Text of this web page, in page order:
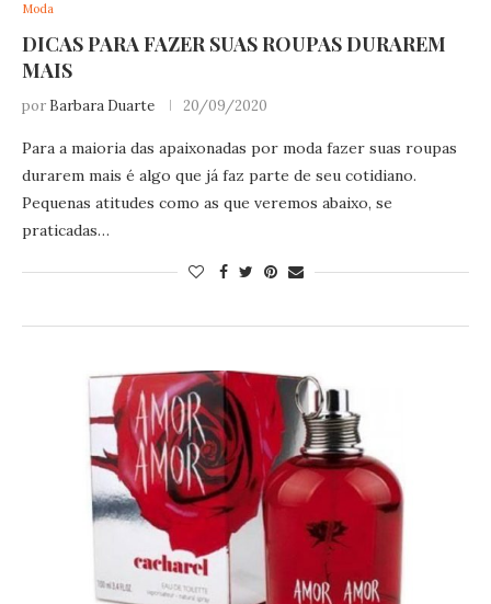
Moda
DICAS PARA FAZER SUAS ROUPAS DURAREM
MAIS
por Barbara Duarte 20/09/2020
Para a maioria das apaixonadas por moda fazer suas roupas
durarem mais é algo que já faz parte de seu cotidiano.
Pequenas atitudes como as que veremos abaixo, se
praticadas…